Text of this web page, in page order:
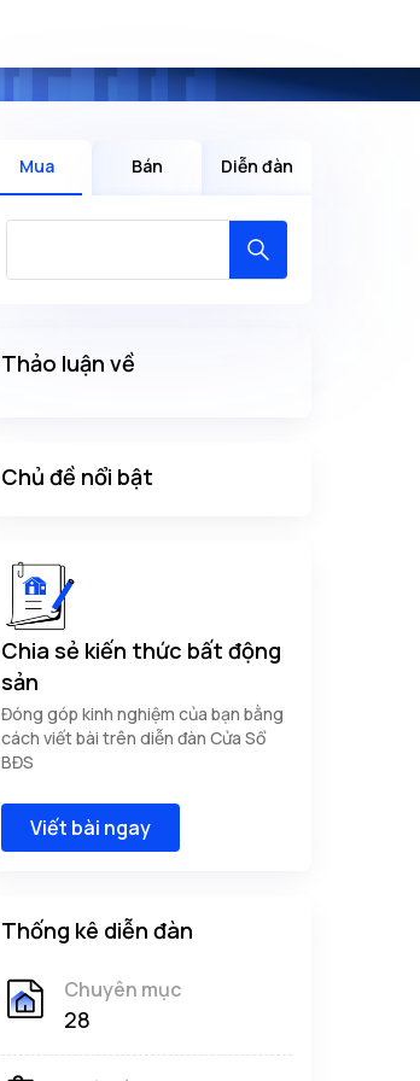
Mua Bán Diễn đàn
Thảo luận về
Chủ đề nổi bật
Chia sẻ kiến thức bất động
sản
Đóng góp kinh nghiệm của bạn bằng
cách viết bài trên diễn đàn Cửa Sổ
BĐS
Viết bài ngay
Thống kê diễn đàn
Chuyên mục
28